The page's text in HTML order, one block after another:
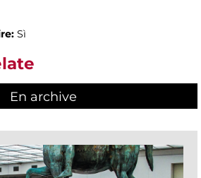
Sì
En archive